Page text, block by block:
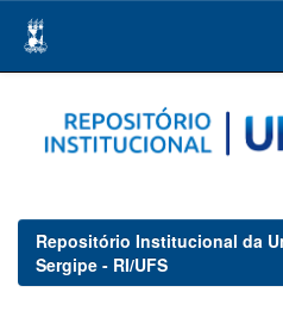
navigation
Repositório Institucional da
Sergipe - RI/UFS